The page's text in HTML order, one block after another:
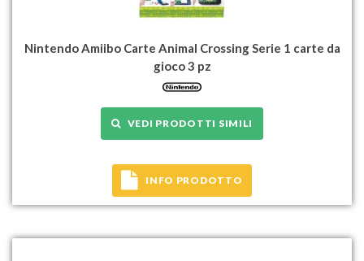
Nintendo Amiibo Carte Animal Crossing Serie 1 carte da
gioco 3 pz
VEDI PRODOTTI SIMILI
INFO PRODOTTO